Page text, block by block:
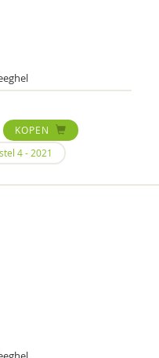
KOPEN
4 - 2021